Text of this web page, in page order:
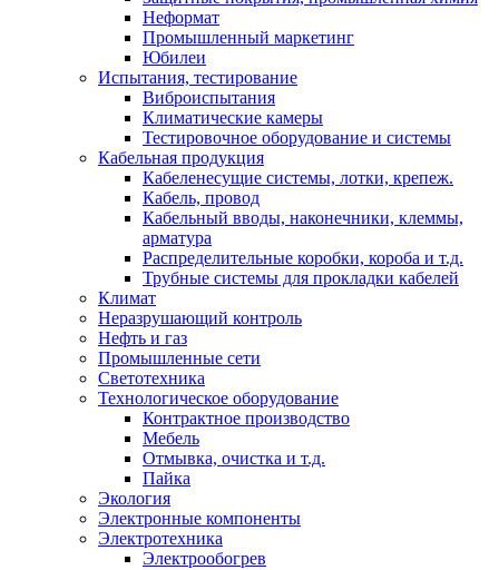
Неформат
Промышленный маркетинг
Юбилеи
Испытания, тестирование
Виброиспытания
Климатические камеры
Тестировочное оборудование и системы
Кабельная продукция
Кабеленесущие системы, лотки, крепеж.
Кабель, провод
Кабельный вводы, наконечники, клеммы,
арматура
Распределительные коробки, короба и т.д.
Трубные системы для прокладки кабелей
Климат
Неразрушающий контроль
Нефть и газ
Промышленные сети
Светотехника
Технологическое оборудование
Контрактное производство
Мебель
Отмывка, очистка и т.д.
Пайка
Экология
Электронные компоненты
Электротехника
Электрообогрев